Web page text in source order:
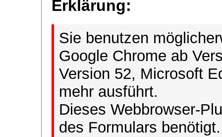
Erklärung:
Sie benutzen
Google Chrome ab
Version 52, Microsoft
mehr ausführt.
Dieses Webbrowser-
des Formulars benötigt.